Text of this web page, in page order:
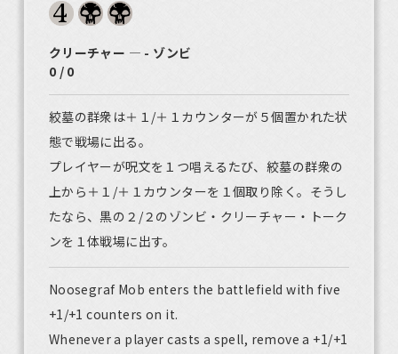
クリーチャー ― - ゾンビ
0 / 0
絞墓の群衆は＋１/＋１カウンターが５個置かれた状
態で戦場に出る。
プレイヤーが呪文を１つ唱えるたび、絞墓の群衆の
上から＋１/＋１カウンターを１個取り除く。そうし
たなら、黒の２/２のゾンビ・クリーチャー・トーク
ンを１体戦場に出す。
Noosegraf Mob enters the battlefield with five
+1/+1 counters on it.
Whenever a player casts a spell, remove a +1/+1